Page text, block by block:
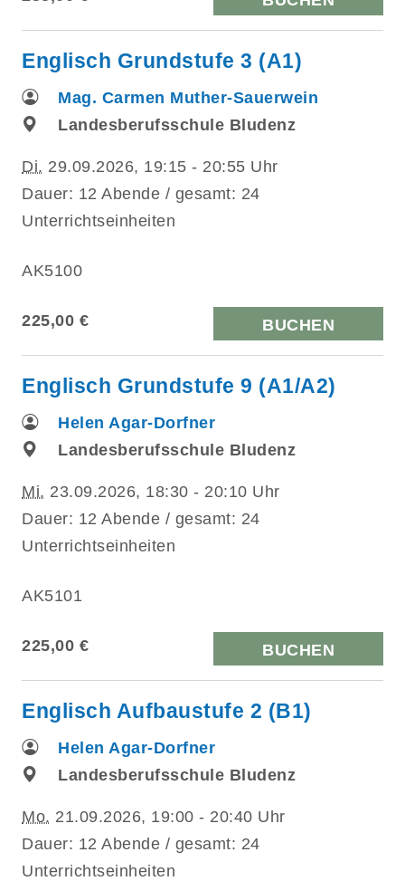
Englisch Grundstufe 3 (A1)
Mag. Carmen Muther-Sauerwein
Landesberufsschule Bludenz
Di. 29.09.2026, 19:15 - 20:55 Uhr
Dauer: 12 Abende / gesamt: 24
Unterrichtseinheiten
AK5100
225,00 € BUCHEN
Englisch Grundstufe 9 (A1/A2)
Helen Agar-Dorfner
Landesberufsschule Bludenz
Mi. 23.09.2026, 18:30 - 20:10 Uhr
Dauer: 12 Abende / gesamt: 24
Unterrichtseinheiten
AK5101
225,00 € BUCHEN
Englisch Aufbaustufe 2 (B1)
Helen Agar-Dorfner
Landesberufsschule Bludenz
Mo. 21.09.2026, 19:00 - 20:40 Uhr
Dauer: 12 Abende / gesamt: 24
Unterrichtseinheiten